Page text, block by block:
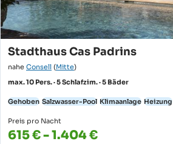
Stadthaus Cas Padrins
nahe Consell (Mitte)
max. 10 Pers. · 5 Schlafzim. · 5 Bäder
Gehoben Salzwasser-Pool Klimaanlage Heizung
Preis pro Nacht
615 € - 1.404 €